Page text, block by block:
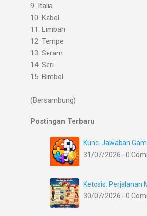
9. Italia
10. Kabel
11. Limbah
12. Tempe
13. Seram
14. Seri
15. Bimbel
(Bersambung)
Postingan Terbaru
Kunci Jawaban
31/07/2026 - 0
Ketosis: Perjalanan
30/07/2026 - 0